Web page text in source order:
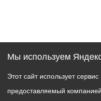
Мы используем
Этот сайт использует
предоставляемый